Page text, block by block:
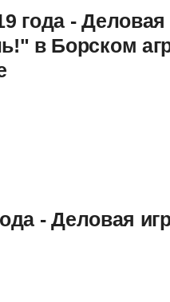
года -
в Борском
- Деловая